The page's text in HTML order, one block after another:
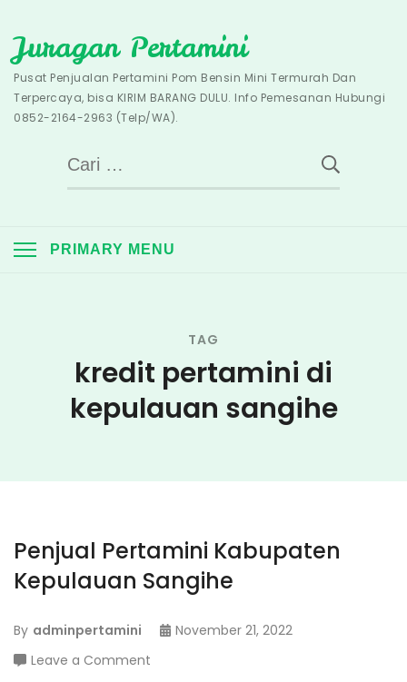
to
content
Juragan Pertamini
Pusat Penjualan Pertamini Pom Bensin Mini Termurah Dan
Terpercaya, bisa KIRIM BARANG DULU. Info Pemesanan Hubungi
0852-2164-2963 (Telp/WA).
Cari
untuk:
PRIMARY MENU
TAG
kredit pertamini di
kepulauan sangihe
Penjual Pertamini Kabupaten
Kepulauan Sangihe
By adminpertamini
November 21, 2022
Leave a Comment